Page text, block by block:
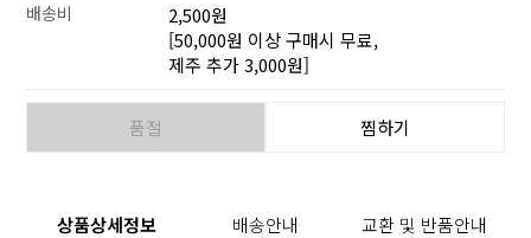
배송비
2,500원
[50,000원 이상 구매시 무료,
제주 추가 3,000원]
품절 찜하기
상품상세정보 배송안내 교환 및 반품안내